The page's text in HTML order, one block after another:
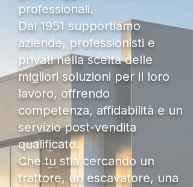
professionali.
Dal 1951 supportiamo
aziende, professionisti e
privati nella scelta delle
migliori soluzioni per il loro
lavoro, offrendo
competenza, affidabilità e un
servizio post-vendita
qualificato.
Che tu stia cercando un
trattore, un escavatore, una